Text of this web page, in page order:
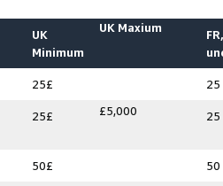
UK
Minimum
UK Maxium
25£ 25
25£ £5,000 25
50£ 50